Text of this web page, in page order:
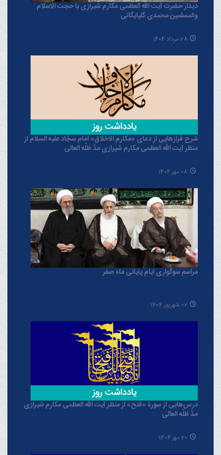
دیدار حضرت آیت الله العظمی مکارم شیرازی با حجت الاسلام
والمسلمین محمدی گلپایگانی
28 مرداد 1404
شرح فرازهایی از دعای «مکارم الاخلاق» امام سجّاد علیه السلام از
منظر آیت الله العظمی مکارم شیرازی مدّ ظلّه العالی
08 مهر 1404
مراسم سوگواری ایام پایانی ماه صفر
02 شهریور 1404
درس‌هایی از سورۀ «فتح» از منظر آیت الله العظمی مکارم شیرازی
مدّ ظلّه العالی
20 مهر 1404